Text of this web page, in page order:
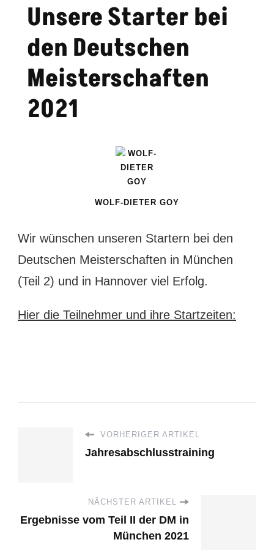
Unsere Starter bei
den Deutschen
Meisterschaften
2021
WOLF-DIETER GOY
Wir wünschen unseren Startern bei den
Deutschen Meisterschaften in München
(Teil 2) und in Hannover viel Erfolg.
Hier die Teilnehmer und ihre Startzeiten:
VORHERIGER ARTIKEL
Jahresabschlusstraining
NÄCHSTER ARTIKEL
Ergebnisse vom Teil II der DM in
München 2021